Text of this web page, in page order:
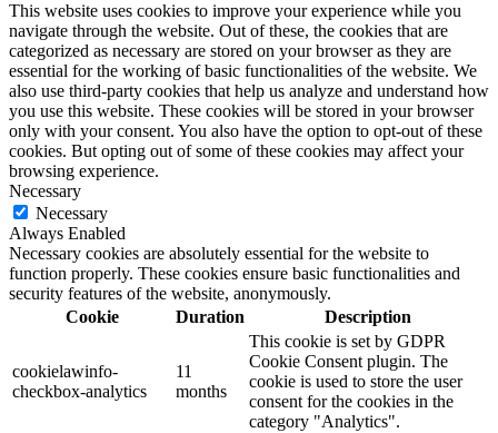
This website uses cookies to improve your experience while you
navigate through the website. Out of these, the cookies that are
categorized as necessary are stored on your browser as they are
essential for the working of basic functionalities of the website. We
also use third-party cookies that help us analyze and understand how
you use this website. These cookies will be stored in your browser
only with your consent. You also have the option to opt-out of these
cookies. But opting out of some of these cookies may affect your
browsing experience.
Necessary
Necessary
Always Enabled
Necessary cookies are absolutely essential for the website to
function properly. These cookies ensure basic functionalities and
security features of the website, anonymously.
Cookie
Duration Description
cookielawinfo-
checkbox-analytics
11
months
This cookie is set by GDPR
Cookie Consent plugin. The
cookie is used to store the user
consent for the cookies in the
category "Analytics".